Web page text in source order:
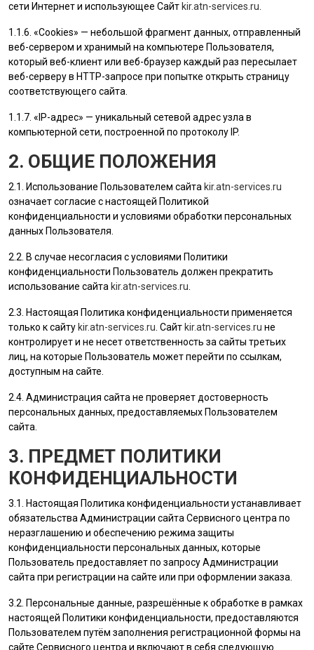
сети Интернет и использующее Сайт kir.atn-services.ru
1.1.6. «Cookies» — небольшой фрагмент данных, отправленный
веб-сервером и хранимый на компьютере Пользователя,
который веб-клиент или веб-браузер каждый раз пересылает
веб-серверу в HTTP-запросе при попытке открыть страницу
соответствующего сайта.
1.1.7. «IP-адрес» — уникальный сетевой адрес узла в
компьютерной сети, построенной по протоколу IP.
2. ОБЩИЕ ПОЛОЖЕНИЯ
2.1. Использование Пользователем сайта kir.atn-services.ru
означает согласие с настоящей Политикой
конфиденциальности и условиями обработки персональных
данных Пользователя
2.2. В случае несогласия с условиями Политики
конфиденциальности Пользователь должен прекратить
использование сайта kir.atn-services.ru
2.3. Настоящая Политика конфиденциальности применяется
только к сайту kir.atn-services.ru . Сайт kir.atn-services.ru не
контролирует и не несет ответственность за сайты третьих
лиц, на которые Пользователь может перейти по ссылкам,
доступным на сайте.
2.4. Администрация сайта не проверяет достоверность
персональных данных, предоставляемых Пользователем
сайта.
3. ПРЕДМЕТ ПОЛИТИКИ
КОНФИДЕНЦИАЛЬНОСТИ
3.1. Настоящая Политика конфиденциальности устанавливает
обязательства Администрации сайта Сервисного центра по
неразглашению и обеспечению режима защиты
конфиденциальности персональных данных, которые
Пользователь предоставляет по запросу Администрации
сайта при регистрации на сайте или при оформлении заказа.
3.2. Персональные данные, разрешённые к обработке в рамках
настоящей Политики конфиденциальности, предоставляются
Пользователем путём заполнения регистрационной формы на
cайте Сервисного центра и включают в себя следующую